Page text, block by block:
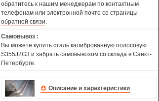
обратитесь к нашим менеджерам по контактным
телефонам или электронной почте со страницы
обратной связи.
Самовывоз :
Вы можете купить сталь калиброванную полосовую
S355J2G3 и забрать самовывозом со склада в Санкт-
Петербурге.
Описание и характеристики